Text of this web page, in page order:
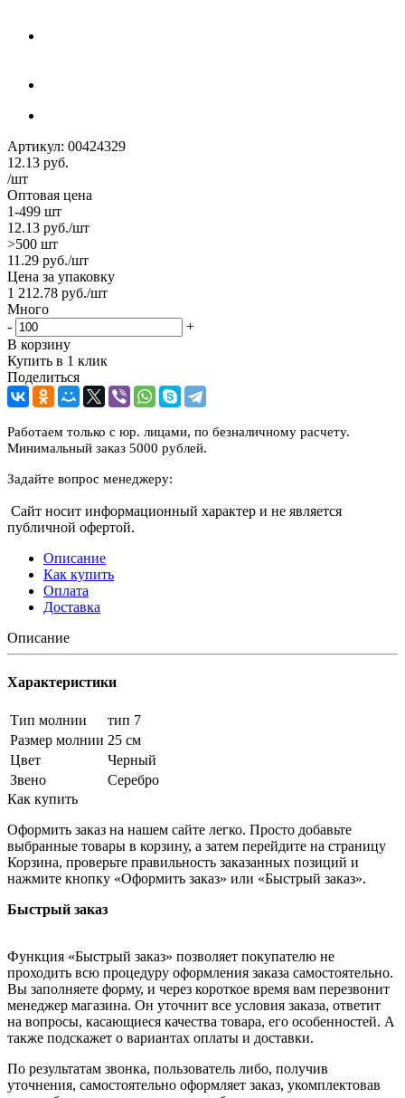
Артикул: 00424329
12.13 руб.
/шт
Оптовая цена
1-499 шт
12.13 руб./шт
>500 шт
11.29 руб./шт
Цена за упаковку
1 212.78 руб./шт
Много
-
+
В корзину
Купить в 1 клик
Поделиться
Работаем только с юр. лицами, по безналичному расчету.
Минимальный заказ 5000 рублей.
Задайте вопрос менеджеру:
Сайт носит информационный характер и не является
публичной офертой.
Описание
Как купить
Оплата
Доставка
Описание
Характеристики
Тип молнии
тип 7
Размер молнии 25 см
Цвет
Черный
Звено
Серебро
Как купить
Оформить заказ на нашем сайте легко. Просто добавьте
выбранные товары в корзину, а затем перейдите на страницу
Корзина, проверьте правильность заказанных позиций и
нажмите кнопку «Оформить заказ» или «Быстрый заказ».
Быстрый заказ
Функция «Быстрый заказ» позволяет покупателю не
проходить всю процедуру оформления заказа самостоятельно.
Вы заполняете форму, и через короткое время вам перезвонит
менеджер магазина. Он уточнит все условия заказа, ответит
на вопросы, касающиеся качества товара, его особенностей. А
также подскажет о вариантах оплаты и доставки.
По результатам звонка, пользователь либо, получив
уточнения, самостоятельно оформляет заказ, укомплектовав